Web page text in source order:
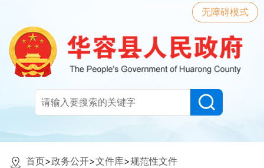
无障碍模式
首页>政务公开>文件库>规范性文件